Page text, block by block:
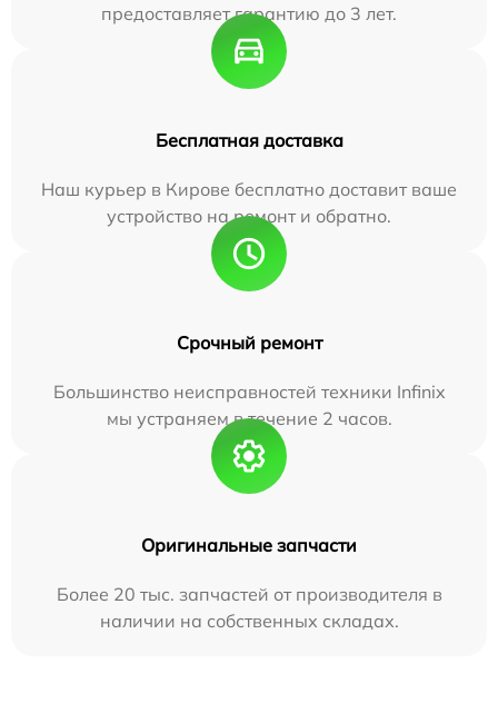
предоставляет гарантию до 3 лет.
Бесплатная доставка
Наш курьер в Кирове бесплатно доставит ваше
устройство на ремонт и обратно.
Срочный ремонт
Большинство неисправностей техники Infinix
мы устраняем в течение 2 часов.
Оригинальные запчасти
Более 20 тыс. запчастей от производителя в
наличии на собственных складах.